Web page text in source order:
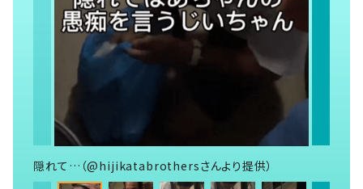
隠れて…（@hijikatabrothersさんより提供）